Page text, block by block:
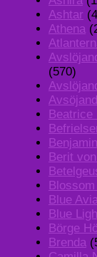
Ashtar
Athena
(570)
Beatrice
Berit
Blue
Blue
Börge
Brenda